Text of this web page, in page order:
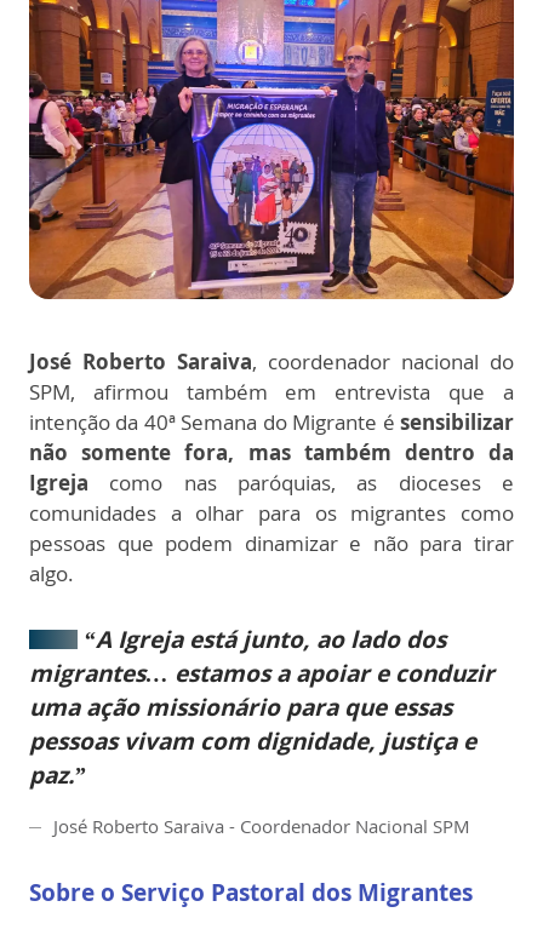
José Roberto Saraiva, coordenador nacional do
SPM, afirmou também em entrevista que a
intenção da 40ª Semana do Migrante é sensibilizar
não somente fora, mas também dentro da
Igreja como nas paróquias, as dioceses e
comunidades a olhar para os migrantes como
pessoas que podem dinamizar e não para tirar
algo.
“A Igreja está junto, ao lado dos
migrantes… estamos a apoiar e conduzir
uma ação missionário para que essas
pessoas vivam com dignidade, justiça e
paz.”
José Roberto Saraiva - Coordenador Nacional SPM
Sobre o Serviço Pastoral dos Migrantes